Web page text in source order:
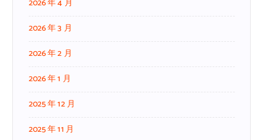
2026 年 4 月
2026 年 3 月
2026 年 2 月
2026 年 1 月
2025 年 12 月
2025 年 11 月